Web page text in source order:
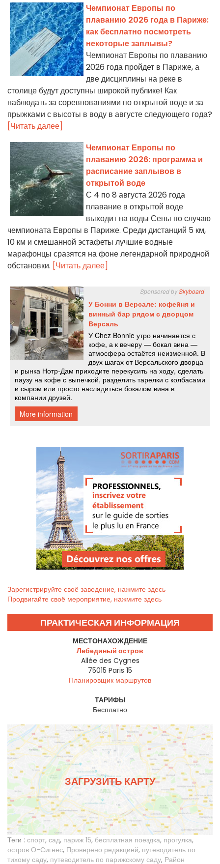
Чемпионат Европы по
плаванию 2026 года в Париже:
как бесплатно посмотреть
некоторые заплывы?
Чемпионат Европы по плаванию
2026 года пройдет в Париже, а
две дисциплины на реке в
столице будут доступны широкой публике! Как
наблюдать за соревнованиями по открытой воде и за
прыжками с высоты в воду в августе следующего года?
[Читать далее]
Чемпионат Европы по
плаванию 2026: программа и
расписание заплывов в
открытой воде
С 4 по 8 августа 2026 года
плавание в открытой воде
выходит на воды Сены по случаю
чемпионата Европы в Париже. Среди дистанций 5 км,
10 км и смешанной эстафеты лучшие водные
марафонцы сразятся на фоне легендарной природной
обстановки. [Читать далее]
Зарегистрируйте своё заведение, нажмите здесь
Продвигайте своё мероприятие, нажмите здесь
ПРАКТИЧЕСКАЯ ИНФОРМАЦИЯ
МЕСТОНАХОЖДЕНИЕ
Лебединый остров
Allée des Cygnes
75015 Paris 15
Планировщик маршрутов
ТАРИФЫ
Бесплатно
ЗАГРУЗИТЬ КАРТУ
Теги : спорт, сад, париж 15, бесплатная поездка, прогулка,
остров О-Сигнес, Проверено редакцией, путеводитель по
тихому саду, путеводитель по парижскому саду, Район